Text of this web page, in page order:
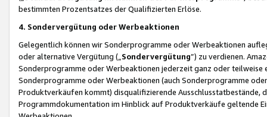
bestimmten Prozentsatzes der Qualifizierten Erlöse.
4. Sondervergütung oder Werbeaktionen
Gelegentlich können wir Sonderprogramme oder Werbeaktionen
oder alternative Vergütung („ Sondervergütung”) zu verdienen.
Sonderprogramme oder Werbeaktionen jederzeit ganz oder
Sonderprogramme oder Werbeaktionen (auch Sonderprogramme
Produktverkäufen kommt) disqualifizierende Ausschlusstatbestände,
Programmdokumentation im Hinblick auf Produktverkäufe geltende